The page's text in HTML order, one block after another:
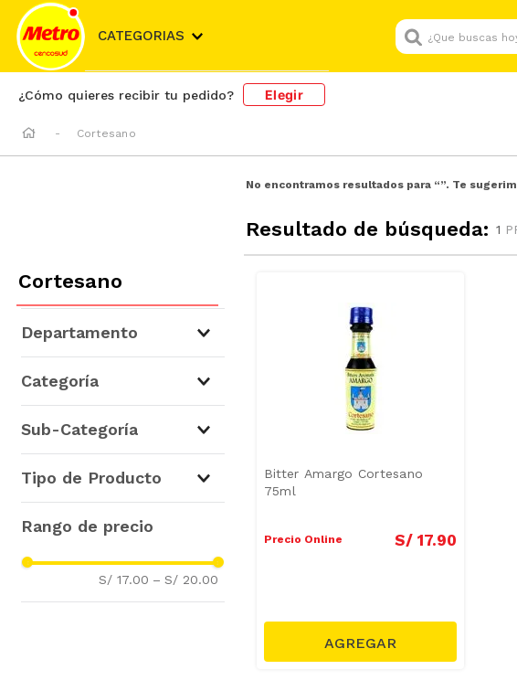
CATEGORIAS
¿Que buscas hoy?
¿Cómo quieres recibir tu pedido? Elegir
Cortesano
No encontramos resultados para “”. Te
Resultado de búsqueda: 1
Cortesano
Departamento
Categoría
Sub-Categoría
(1)
Tipo de Producto
S/ 17.00 – S/ 20.00
Bitter Amargo Cortesano
75ml
Precio Online S/ 17.90